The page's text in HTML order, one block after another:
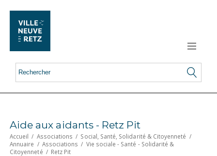
Aide aux aidants - Retz Pit
Accueil / Associations / Social, Santé, Solidarité & Citoyenneté /
Annuaire / Associations / Vie sociale - Santé - Solidarité &
Citoyenneté / Retz Pit